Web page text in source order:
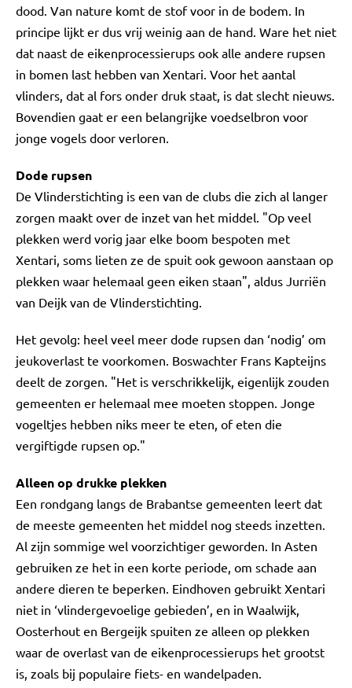
dood. Van nature komt de stof voor in de bodem. In
principe lijkt er dus vrij weinig aan de hand. Ware het niet
dat naast de eikenprocessierups ook alle andere rupsen
in bomen last hebben van Xentari. Voor het aantal
vlinders, dat al fors onder druk staat, is dat slecht nieuws.
Bovendien gaat er een belangrijke voedselbron voor
jonge vogels door verloren.
Dode rupsen
De Vlinderstichting is een van de clubs die zich al langer
zorgen maakt over de inzet van het middel. "Op veel
plekken werd vorig jaar elke boom bespoten met
Xentari, soms lieten ze de spuit ook gewoon aanstaan op
plekken waar helemaal geen eiken staan", aldus Jurriën
van Deijk van de Vlinderstichting.
Het gevolg: heel veel meer dode rupsen dan ‘nodig’ om
jeukoverlast te voorkomen. Boswachter Frans Kapteijns
deelt de zorgen. "Het is verschrikkelijk, eigenlijk zouden
gemeenten er helemaal mee moeten stoppen. Jonge
vogeltjes hebben niks meer te eten, of eten die
vergiftigde rupsen op."
Alleen op drukke plekken
Een rondgang langs de Brabantse gemeenten leert dat
de meeste gemeenten het middel nog steeds inzetten.
Al zijn sommige wel voorzichtiger geworden. In Asten
gebruiken ze het in een korte periode, om schade aan
andere dieren te beperken. Eindhoven gebruikt Xentari
niet in ‘vlindergevoelige gebieden’, en in Waalwijk,
Oosterhout en Bergeijk spuiten ze alleen op plekken
waar de overlast van de eikenprocessierups het grootst
is, zoals bij populaire fiets- en wandelpaden.